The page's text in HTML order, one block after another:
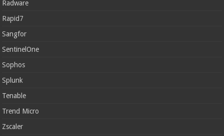
Radware
Rapid7
Sangfor
SentinelOne
Sophos
Splunk
Tenable
Trend Micro
Zscaler